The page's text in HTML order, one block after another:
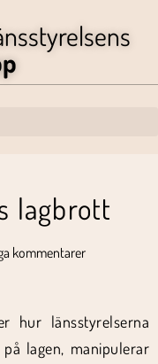
lagbrott
kommentarer
hur länsstyrelserna
lagen, manipulerar